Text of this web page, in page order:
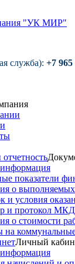
"УК МИР"
служба): +7 965
показатели
о выполняемых
и условия
и протокол МКД
о стоимости
на
Личный